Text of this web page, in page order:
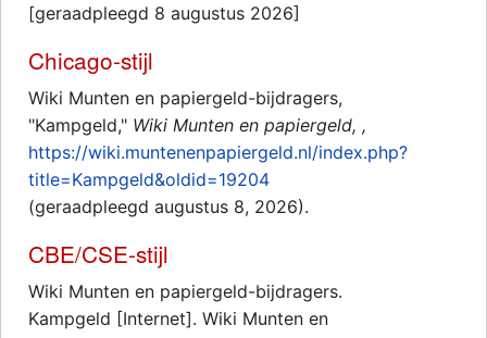
[geraadpleegd 8 augustus 2026]
Chicago-stijl
Wiki Munten en papiergeld-bijdragers,
"Kampgeld," Wiki Munten en papiergeld, ,
https://wiki.muntenenpapiergeld.nl/index.php?
title=Kampgeld&oldid=19204
(geraadpleegd augustus 8, 2026).
CBE/CSE-stijl
Wiki Munten en papiergeld-bijdragers.
Kampgeld [Internet]. Wiki Munten en